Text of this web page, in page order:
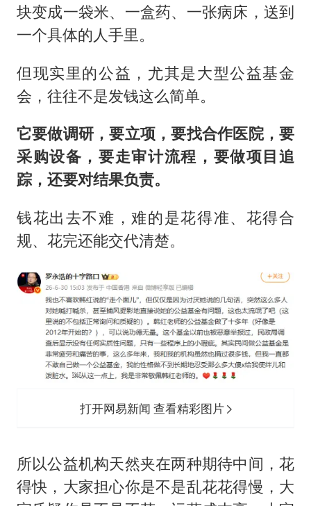
块变成一袋米、一盒药、一张病床，送到
一个具体的人手里。
但现实里的公益，尤其是大型公益基金
会，往往不是发钱这么简单。
它要做调研，要立项，要找合作医院，要
采购设备，要走审计流程，要做项目追
踪，还要对结果负责。
钱花出去不难，难的是花得准、花得合
规、花完还能交代清楚。
打开网易新闻 查看精彩图片
所以公益机构天然夹在两种期待中间，花
得快，大家担心你是不是乱花花得慢，大